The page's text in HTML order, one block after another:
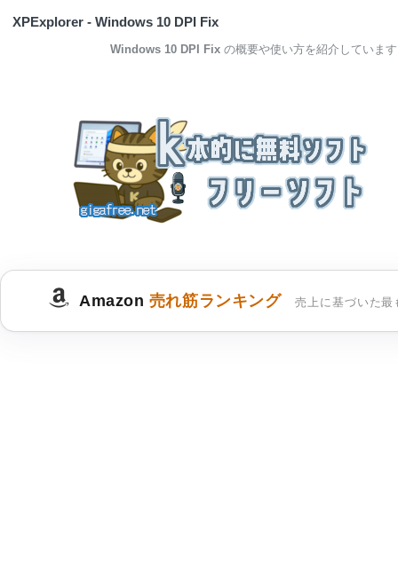
XPExplorer - Windows 10 DPI Fix
Windows 10 DPI Fix の概要や使い方を紹介しています
Amazon 売れ筋ランキング 売上に基づいた最